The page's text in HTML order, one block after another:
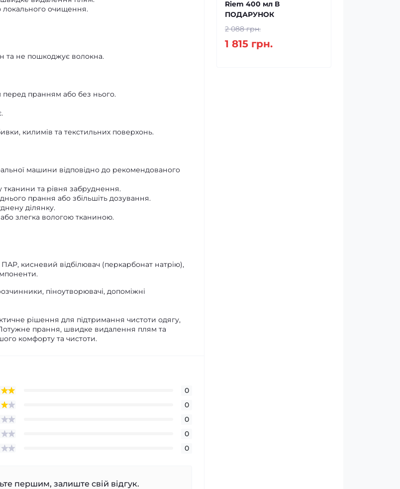
локального очищення.
та не пошкоджує волокна.
перед пранням або без нього.
килимів та текстильних поверхонь.
машини відповідно до рекомендованого
та рівня забруднення.
прання або збільшіть дозування.
ділянку.
або злегка вологою тканиною.
кисневий відбілювач (перкарбонат натрію),
піноутворювачі, допоміжні
рішення для підтримання чистоти одягу,
прання, швидке видалення плям та
комфорту та чистоти.
0
0
0
0
0
першим, залиште свій відгук.
Riem 400 мл В
ПОДАРУНОК
2 088 грн.
1 815 грн.